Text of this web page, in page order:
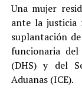
Una mujer
ante la justicia
suplantación
funcionaria del
(DHS) y del
Aduanas (ICE).